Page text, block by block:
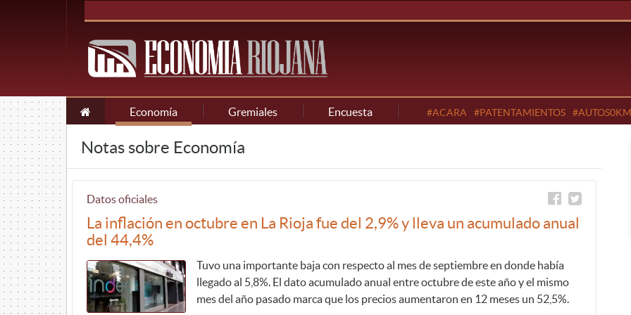
Economía Gremiales Encuesta #ACARA #PATENTAMIENTOS #AUTOS0KM
Notas sobre Economía
Datos oficiales
La inflación en octubre en La Rioja fue del 2,9% y lleva un acumulado anual
del 44,4%
Tuvo una importante baja con respecto al mes de septiembre en donde había
llegado al 5,8%. El dato acumulado anual entre octubre de este año y el mismo
mes del año pasado marca que los precios aumentaron en 12 meses un 52,5%.